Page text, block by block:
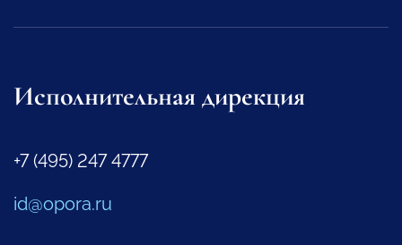
Исполнительная дирекция
+7 (495) 247 4777
id@opora.ru